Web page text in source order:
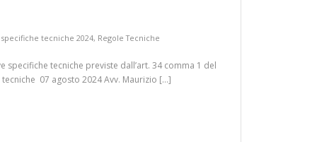
tecniche 2024, Regole Tecniche
specifiche tecniche previste dall’art. 34 comma 1 del
07 agosto 2024 Avv. Maurizio […]